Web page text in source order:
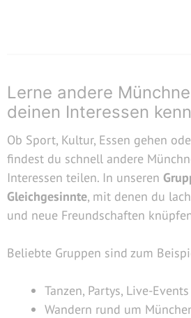
Lerne andere
deinen Interessen
Ob Sport, Kultur, Essen gehen
findest du schnell andere
Interessen teilen. In unseren
Gleichgesinnte, mit denen du
und neue Freundschaften
Beliebte Gruppen sind zum
Tanzen, Partys, Live-
Wandern rund um